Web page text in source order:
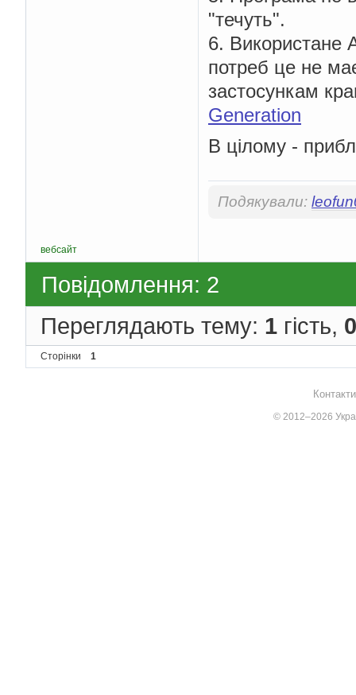
    wincl
.cbClsExtra
*/
    wincl
/* Use
    wincl
/* Register the
if (!
return
/* The class is
    hwnd
=
375,
);
ShowWindow (hwnd,
/* Run the
while (GetMessage
"течуть".
6. Використане
потреб це не
застосункам
Generation
В цілому -
Подякували:
вебсайт
Повідомлення: 2
Переглядають тему: 1 гість, 0
Сторінки 1
© 2012–2026